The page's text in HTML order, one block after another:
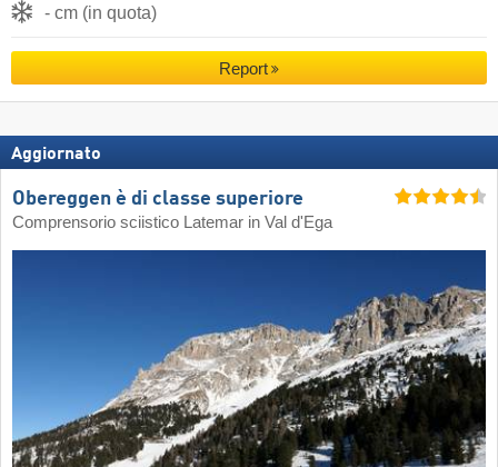
- cm (in quota)
Report
Aggiornato
Obereggen è di classe superiore
Comprensorio sciistico Latemar in Val d'Ega